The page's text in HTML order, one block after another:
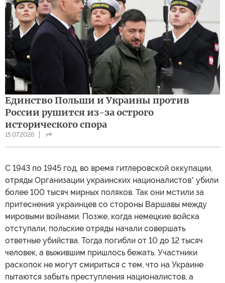
Единство Польши и Украины против
России рушится из-за острого
исторического спора
15.07.2026
С 1943 по 1945 год, во время гитлеровской оккупации,
отряды Организации украинских националистов* убили
более 100 тысяч мирных поляков. Так они мстили за
притеснения украинцев со стороны Варшавы между
мировыми войнами. Позже, когда немецкие войска
отступали, польские отряды начали совершать
ответные убийства. Тогда погибли от 10 до 12 тысяч
человек, а выжившим пришлось бежать. Участники
раскопок не могут смириться с тем, что на Украине
пытаются забыть преступления националистов, а